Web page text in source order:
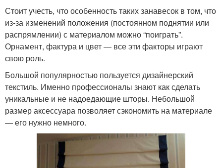
Стоит учесть, что особенность таких занавесок в том, что
из-за изменений положения (постоянном поднятии или
распрямлении) с материалом можно “поиграть”.
Орнамент, фактура и цвет — все эти факторы играют
свою роль.
Большой популярностью пользуется дизайнерский
текстиль. Именно профессионалы знают как сделать
уникальные и не надоедающие шторы. Небольшой
размер аксессуара позволяет сэкономить на материале
— его нужно немного.